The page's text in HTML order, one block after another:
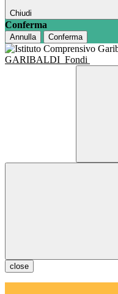
Chiudi
Conferma
Annulla Conferma
GARIBALDI Fondi
close